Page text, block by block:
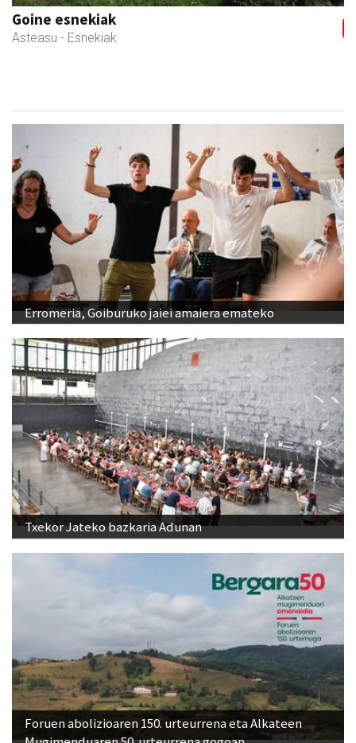
Goine esnekiak
Asteasu - Esnekiak
Erromeria, Goiburuko jaiei amaiera emateko
Txekor Jateko bazkaria Adunan
Foruen abolizioaren 150. urteurrena eta Alkateen